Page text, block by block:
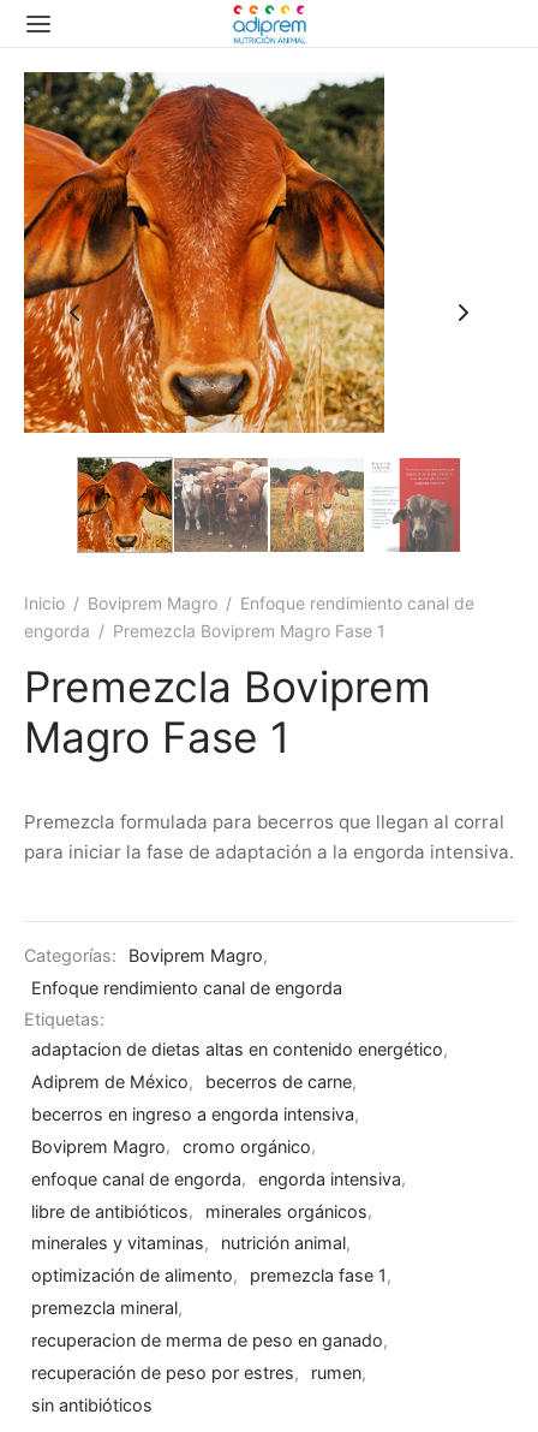
Inicio / Boviprem Magro / Enfoque rendimiento canal de
engorda / Premezcla Boviprem Magro Fase 1
Premezcla Boviprem
Magro Fase 1
Premezcla formulada para becerros que llegan al corral
para iniciar la fase de adaptación a la engorda intensiva.
Categorías: Boviprem Magro,
Enfoque rendimiento canal de engorda
Etiquetas:
adaptacion de dietas altas en contenido energético,
Adiprem de México, becerros de carne,
becerros en ingreso a engorda intensiva,
Boviprem Magro, cromo orgánico,
enfoque canal de engorda, engorda intensiva,
libre de antibióticos, minerales orgánicos,
minerales y vitaminas, nutrición animal,
optimización de alimento, premezcla fase 1 ,
premezcla mineral,
recuperacion de merma de peso en ganado,
recuperación de peso por estres, rumen,
sin antibióticos